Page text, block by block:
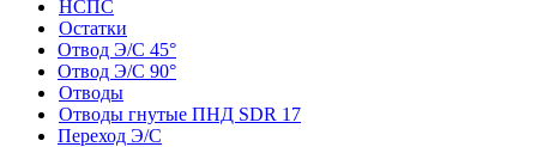
НСПС
Остатки
Отвод Э/С 45°
Отвод Э/С 90°
Отводы
Отводы гнутые ПНД SDR 17
Переход Э/С